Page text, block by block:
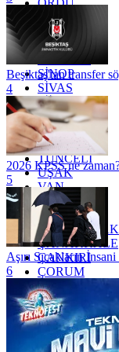
ORDU
OSMANİYE
RİZE
SAKARYA
SİNOP
SİVAS
SİİRT
TEKİRDAĞ
TOKAT
TRABZON
TUNCELİ
UŞAK
VAN
YALOVA
YOZGAT
ZONGULDAK
ÇANAKKALE
ÇANKIRI
ÇORUM
İSTANBUL
İZMİR
ŞANLIURFA
ŞIRNAK
Beşiktaş'tan transfer
4
2026 KPSS ne
5
Aşırı Sıcakların
6